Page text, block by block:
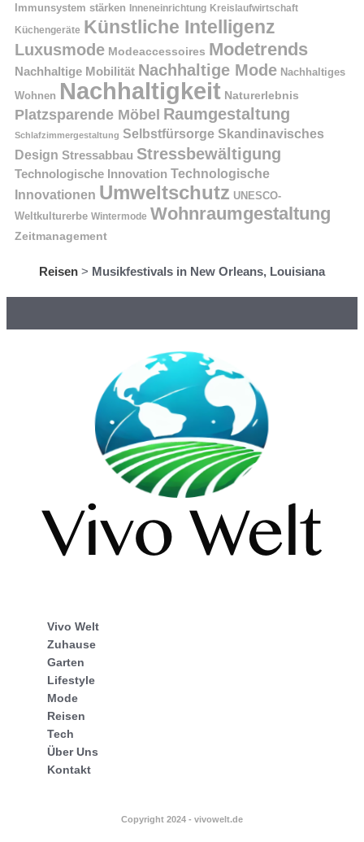
Immunsystem stärken Inneneinrichtung Kreislaufwirtschaft
Küchengeräte Künstliche Intelligenz
Luxusmode Modeaccessoires Modetrends
Nachhaltige Mobilität Nachhaltige Mode Nachhaltiges
Wohnen Nachhaltigkeit Naturerlebnis
Platzsparende Möbel Raumgestaltung
Schlafzimmergestaltung Selbstfürsorge Skandinavisches
Design Stressabbau Stressbewältigung
Technologische Innovation Technologische
Innovationen Umweltschutz UNESCO-
Weltkulturerbe Wintermode Wohnraumgestaltung
Zeitmanagement
Reisen > Musikfestivals in New Orleans, Louisiana
Vivo Welt
Zuhause
Garten
Lifestyle
Mode
Reisen
Tech
Über Uns
Kontakt
Copyright 2024 - vivowelt.de